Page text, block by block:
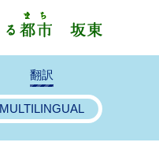
翻訳
MULTILINGUAL